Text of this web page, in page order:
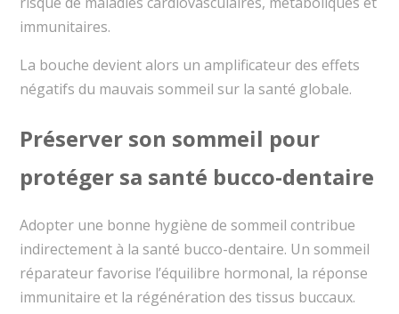
immunitaires.
La bouche devient alors un amplificateur des effets
négatifs du mauvais sommeil sur la santé globale.
Préserver son sommeil pour
protéger sa santé bucco-dentaire
Adopter une bonne hygiène de sommeil contribue
indirectement à la santé bucco-dentaire. Un sommeil
réparateur favorise l’équilibre hormonal, la réponse
immunitaire et la régénération des tissus buccaux.